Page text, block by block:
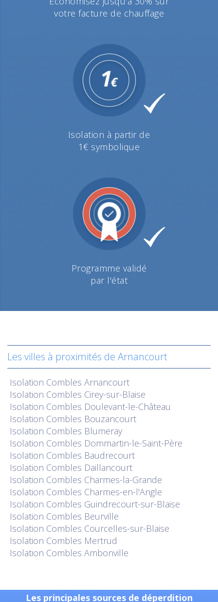
votre facture de chauffage
Isolation à partir de
1€ symbolique
Programme validé
par l'état
Les villes à proximités de Arnancourt
Isolation Combles Arnancourt
Isolation Combles Cirey-sur-Blaise
Isolation Combles Doulevant-le-Château
Isolation Combles Bouzancourt
Isolation Combles Blumeray
Isolation Combles Dommartin-le-Saint-Père
Isolation Combles Baudrecourt
Isolation Combles Daillancourt
Isolation Combles Charmes-la-Grande
Isolation Combles Charmes-en-l'Angle
Isolation Combles Guindrecourt-sur-Blaise
Isolation Combles Beurville
Isolation Combles Courcelles-sur-Blaise
Isolation Combles Mertrud
Isolation Combles Ambonville
Les principales sources de déperdition